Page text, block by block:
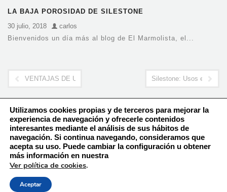
LA BAJA POROSIDAD DE SILESTONE
30 julio, 2018
carlos
Bienvenidos un día más al blog de El Marmolista, el...
VENTAJAS DE UNA ENCIMERA SILESTONE PARA COCINA
Silestone: Usos e historia
Política de Cookies
Aviso Legal – Política de Privacidad
Utilizamos cookies propias y de terceros para mejorar la
experiencia de navegación y ofrecerle contenidos
interesantes mediante el análisis de sus hábitos de
navegación. Si continua navegando, consideramos que
acepta su uso. Puede cambiar la configuración u obtener
más información en nuestra
Ver política de cookies.
Aceptar